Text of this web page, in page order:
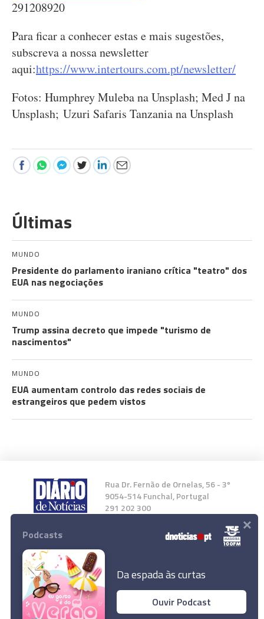
291208920
Para ficar a conhecer estas e mais sugestões,
subscreva a nossa newsletter
aqui:https://www.intertours.com.pt/newsletter/
Fotos: Humphrey Muleba na Unsplash; Med J na
Unsplash; Uzuri Safaris Tanzania na Unsplash
Últimas
MUNDO
Presidente do parlamento iraniano crítica "teatro" dos
EUA nas negociações
MUNDO
Trump assina decreto que impede "turismo de
nascimentos"
MUNDO
EUA aumentam controlo das redes sociais de
estrangeiros que pedem vistos
Rua Dr. Fernão de Ornelas, 56 - 3º
9054-514 Funchal, Portugal
291 202 300
Instale a nossa App
© 2023 Empresa Diário de Notícias, Lda.
Podcasts
Da espada às curtas
Ouvir Podcast
×